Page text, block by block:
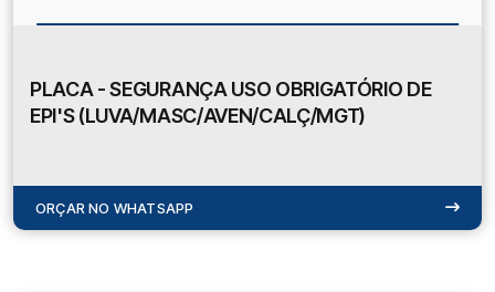
PLACA - SEGURANÇA USO OBRIGATÓRIO DE
EPI'S (LUVA/MASC/AVEN/CALÇ/MGT)
ORÇAR NO WHATSAPP